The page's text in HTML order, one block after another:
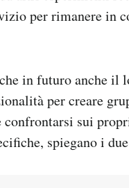
per rimanere in
in futuro anche il
per creare
sui
spiegano i